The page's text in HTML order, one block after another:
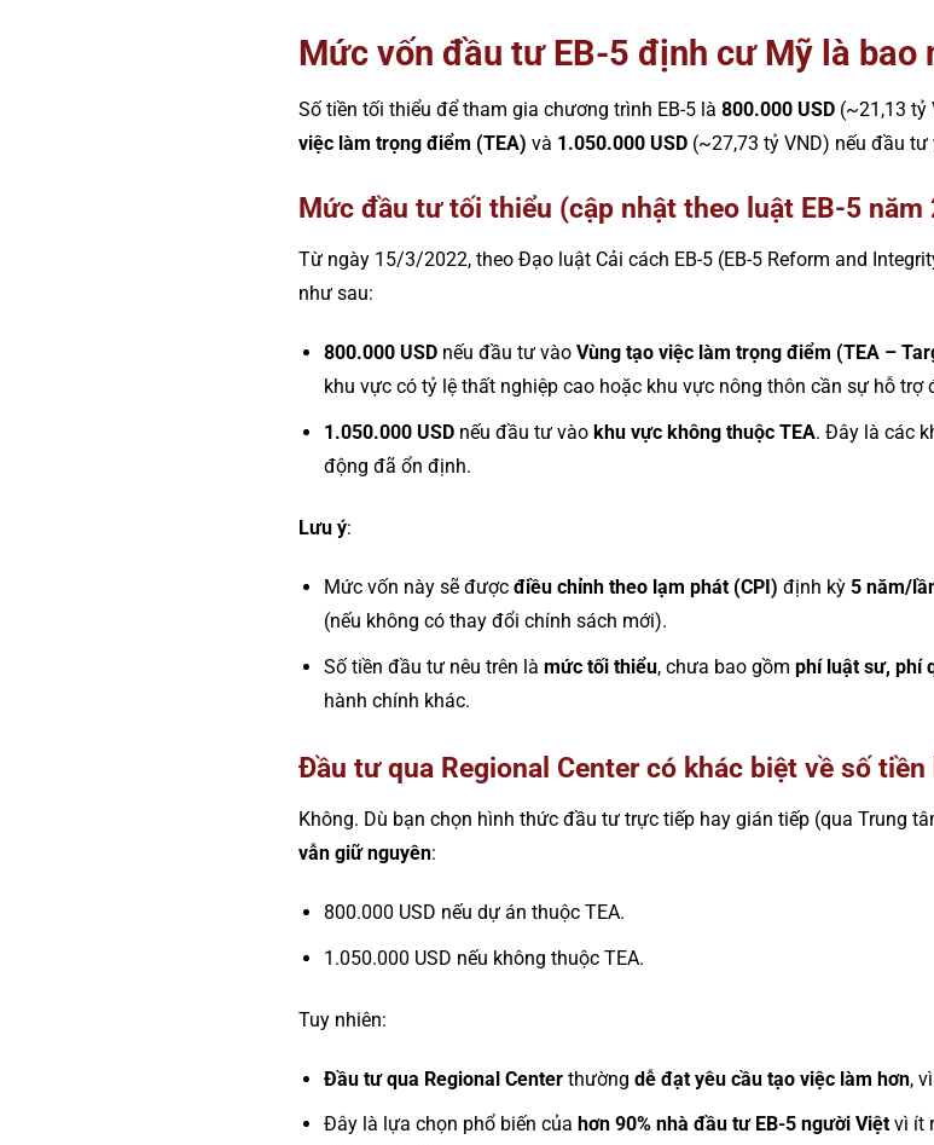
Mức vốn đầu tư EB-5 định cư Mỹ là bao
Số tiền tối thiểu để tham gia chương trình EB-5 là 800.000 USD (~21,13 tỷ
việc làm trọng điểm (TEA) và 1.050.000 USD (~27,73 tỷ VND) nếu đầu
Mức đầu tư tối thiểu (cập nhật theo luật EB-5
Từ ngày 15/3/2022, theo Đạo luật Cải cách EB-5 (EB-5 Reform and
như sau:
800.000 USDnếu đầu tư vào Vùng tạo việc làm trọng điểm (TEA –
khu vực có tỷ lệ thất nghiệp cao hoặc khu vực nông thôn cần sự hỗ trợ
1.050.000 USDnếu đầu tư vào khu vực không thuộc TEA. Đây là các
động đã ổn định.
Lưu ý:
Mức vốn này sẽ được điều chỉnh theo lạm phát (CPI) định kỳ 5 năm/
(nếu không có thay đổi chính sách mới).
Số tiền đầu tư nêu trên là mức tối thiểu, chưa bao gồm phí luật sư, phí
hành chính khác.
Đầu tư qua Regional Center có khác biệt về số tiền
Không. Dù bạn chọn hình thức đầu tư trực tiếp hay gián tiếp (qua Trung
vẫn giữ nguyên:
800.000 USD nếu dự án thuộc TEA.
1.050.000 USD nếu không thuộc TEA.
Tuy nhiên:
Đầu tư qua Regional Centerthường dễ đạt yêu cầu tạo việc làm hơn,
Đây là lựa chọn phổ biến của hơn 90% nhà đầu tư EB-5 người Việtvì ít